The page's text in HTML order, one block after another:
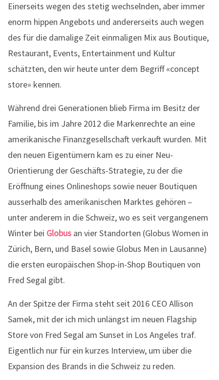
Einerseits wegen des stetig wechselnden, aber immer
enorm hippen Angebots und andererseits auch wegen
des für die damalige Zeit einmaligen Mix aus Boutique,
Restaurant, Events, Entertainment und Kultur
schätzten, den wir heute unter dem Begriff «concept
store» kennen.
Während drei Generationen blieb Firma im Besitz der
Familie, bis im Jahre 2012 die Markenrechte an eine
amerikanische Finanzgesellschaft verkauft wurden. Mit
den neuen Eigentümern kam es zu einer Neu-
Orientierung der Geschäfts-Strategie, zu der die
Eröffnung eines Onlineshops sowie neuer Boutiquen
ausserhalb des amerikanischen Marktes gehören –
unter anderem in die Schweiz, wo es seit vergangenem
Winter bei Globus an vier Standorten (Globus Women in
Zürich, Bern, und Basel sowie Globus Men in Lausanne)
die ersten europäischen Shop-in-Shop Boutiquen von
Fred Segal gibt.
An der Spitze der Firma steht seit 2016 CEO Allison
Samek, mit der ich mich unlängst im neuen Flagship
Store von Fred Segal am Sunset in Los Angeles traf.
Eigentlich nur für ein kurzes Interview, um über die
Expansion des Brands in die Schweiz zu reden.